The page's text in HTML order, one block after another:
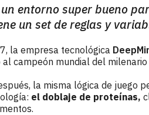
un entorno super bueno
un set de reglas y
la empresa tecnológica
campeón mundial del milenario
la misma lógica de juego
el doblaje de proteínas,